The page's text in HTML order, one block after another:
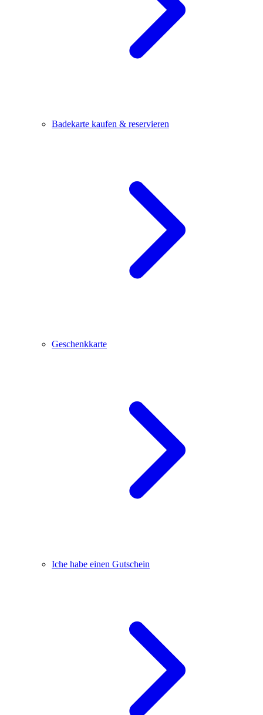
Badekarte kaufen & reservieren
Geschenkkarte
Iche habe einen Gutschein